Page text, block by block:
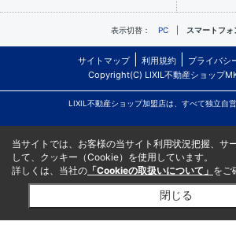
表示切替： PC スマートフォ
サイトマップ 利用規約
プライバシ
Copyright(C) LIXIL不動産ショップ
LIXIL不動産ショップ加盟店は、すべて独立自営
当サイトでは、お客様の当サイト利用状況把握、サ
して、クッキー（Cookie）を使用しています。
詳しくは、当社の 「Cookieの取扱いについて」 をご
閉じる